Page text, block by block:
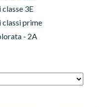
classe 3E
classi prime
- 2A